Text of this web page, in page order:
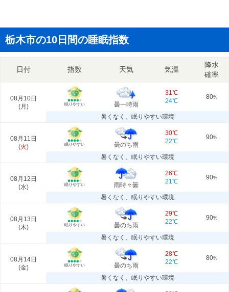
栃木市の10日間の睡眠指数
日付 指数 天気 気温
降水
確率
08月10日
(月 ) 眠りやすい 曇一時雨
31℃
24℃
80%
暑くなく、眠りやすい環境
08月11日
(火) 眠りやすい 曇のち雨
30℃
22℃
90%
暑くなく、眠りやすい環境
08月12日
(水) 眠りやすい 雨時々曇
26℃
21℃
90%
暑くなく、眠りやすい環境
08月13日
(木) 眠りやすい 曇のち雨
29℃
22℃
90%
暑くなく、眠りやすい環境
08月14日
(金) 眠りやすい 曇のち雨
28℃
22℃
80%
暑くなく、眠りやすい環境